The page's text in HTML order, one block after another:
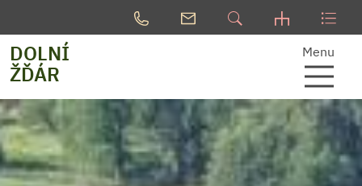
DOLNÍ
ŽĎÁR
Menu